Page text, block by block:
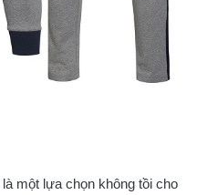
là một lựa chọn không tồi cho